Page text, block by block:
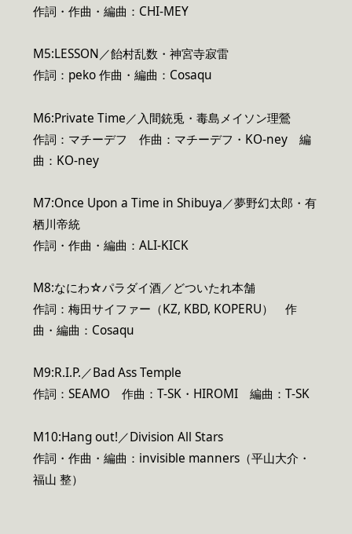
作詞・作曲・編曲：CHI-MEY
M5:LESSON／飴村乱数・神宮寺寂雷
作詞：peko 作曲・編曲：Cosaqu
M6:Private Time／入間銃兎・毒島メイソン理鶯
作詞：マチーデフ 作曲：マチーデフ・KO-ney 編
曲：KO-ney
M7:Once Upon a Time in Shibuya／夢野幻太郎・有
栖川帝統
作詞・作曲・編曲：ALI-KICK
M8:なにわ☆パラダイ酒／どついたれ本舗
作詞：梅田サイファー（KZ, KBD, KOPERU） 作
曲・編曲：Cosaqu
M9:R.I.P.／Bad Ass Temple
作詞：SEAMO 作曲：T-SK・HIROMI 編曲：T-SK
M10:Hang out!／Division All Stars
作詞・作曲・編曲：invisible manners（平山大介・
福山 整）